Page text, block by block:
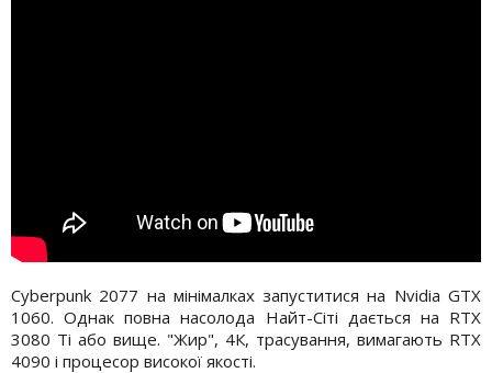
Cyberpunk 2077 на мінімалках запуститися на Nvidia GTX
1060. Однак повна насолода Найт-Сіті дається на RTX
3080 Ti або вище. "Жир", 4К, трасування, вимагають RTX
4090 і процесор високої якості.